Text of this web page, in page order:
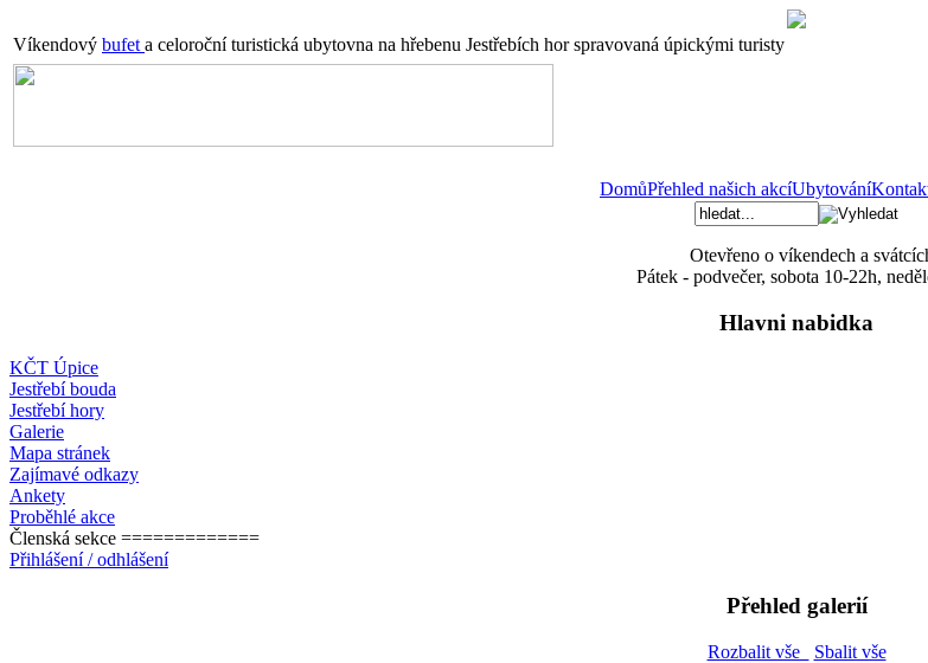
Víkendový bufet a celoroční turistická ubytovna na hřebenu Jestřebích hor spravovaná úpickými turisty
DomůPřehled našich akcíUbytování
Otevřeno o víkendech a
Pátek - podvečer, sobota 10-22h,
Hlavni nabidka
KČT Úpice
Jestřebí bouda
Jestřebí hory
Galerie
Mapa stránek
Zajímavé odkazy
Ankety
Proběhlé akce
Členská sekce =============
Přihlášení / odhlášení
Přehled galerií
Rozbalit vše Sbalit vše